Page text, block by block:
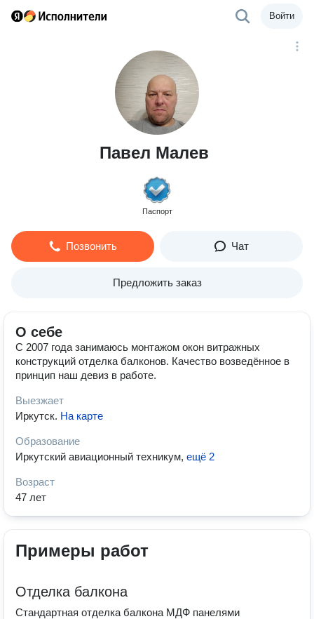
Войти
Павел Малев
Паспорт
Позвонить Чат
Предложить заказ
О себе
С 2007 года занимаюсь монтажом окон витражных
конструкций отделка балконов. Качество возведённое в
принцип наш девиз в работе.
Выезжает
Иркутск. На карте
Образование
Иркутский авиационный техникум, ещё 2
Возраст
47 лет
Примеры работ
Отделка балкона
Стандартная отделка балкона МДФ панелями